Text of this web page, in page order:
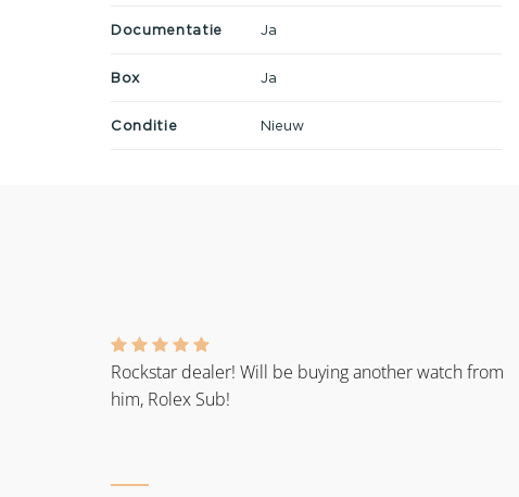
Documentatie Ja
Box Ja
Conditie Nieuw
Rockstar dealer! Will be buying another watch from
him, Rolex Sub!